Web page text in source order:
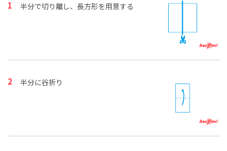
半分で切り離し、長方形を用意する
半分に谷折り